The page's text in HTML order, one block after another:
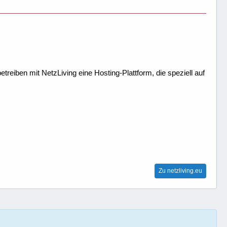
mit NetzLiving eine Hosting-Plattform, die speziell auf
Zu netzliving.eu